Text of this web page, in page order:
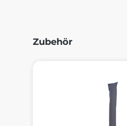
Produktgalerie
Zubehör